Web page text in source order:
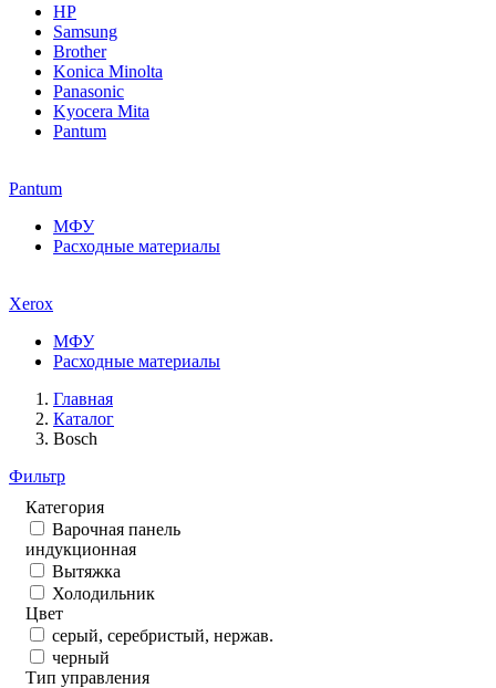
HP
Samsung
Brother
Konica Minolta
Panasonic
Kyocera Mita
Pantum
Pantum
МФУ
Расходные материалы
Xerox
МФУ
Расходные материалы
Главная
Каталог
Bosch
Фильтр
Категория
Варочная панель
индукционная
Вытяжка
Холодильник
Цвет
серый, серебристый, нержав.
черный
Тип управления